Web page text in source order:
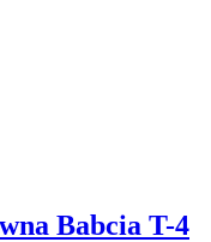
Babcia T-4